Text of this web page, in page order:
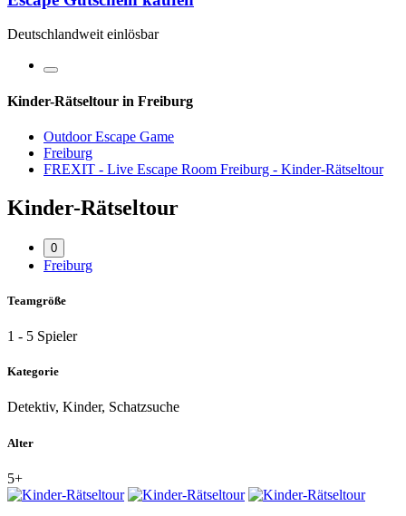
Deutschlandweit einlösbar
Kinder-Rätseltour in Freiburg
Outdoor Escape Game
Freiburg
FREXIT - Live Escape Room Freiburg - Kinder-Rätseltour
Kinder-Rätseltour
0
Freiburg
Teamgröße
1 - 5 Spieler
Kategorie
Detektiv, Kinder, Schatzsuche
Alter
5+